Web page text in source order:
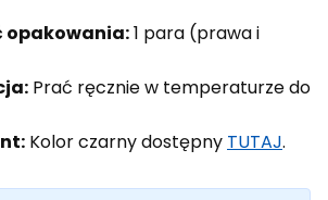
opakowania:1 para (prawa i
Prać ręcznie w temperaturze do
Kolor czarny dostępny TUTAJ.